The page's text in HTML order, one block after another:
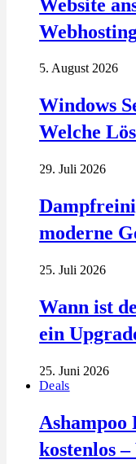
Website
5. August 2026
Windows
Welche
29. Juli 2026
moderne
25. Juli 2026
Wann ist
ein
25. Juni 2026
Deals
Ashampoo
kostenlos